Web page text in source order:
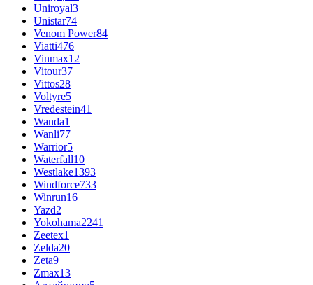
Uniroyal3
Unistar74
Venom Power84
Viatti476
Vinmax12
Vitour37
Vittos28
Voltyre5
Vredestein41
Wanda1
Wanli77
Warrior5
Waterfall10
Westlake1393
Windforce733
Winrun16
Yazd2
Yokohama2241
Zeetex1
Zelda20
Zeta9
Zmax13